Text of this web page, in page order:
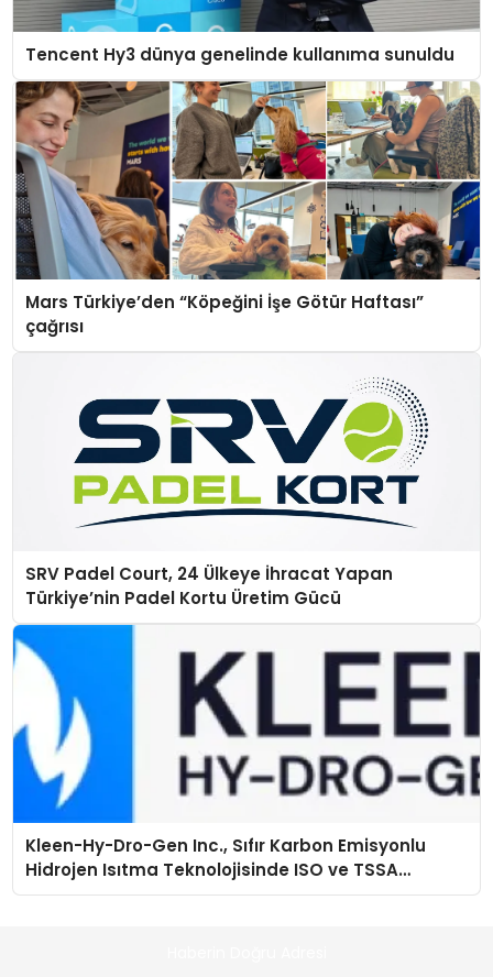
Tencent Hy3 dünya genelinde kullanıma sunuldu
Mars Türkiye’den “Köpeğini İşe Götür Haftası”
çağrısı
SRV Padel Court, 24 Ülkeye İhracat Yapan
Türkiye’nin Padel Kortu Üretim Gücü
Kleen-Hy-Dro-Gen Inc., Sıfır Karbon Emisyonlu
Hidrojen Isıtma Teknolojisinde ISO ve TSSA
Düzenleyici Onaylarını Aldı